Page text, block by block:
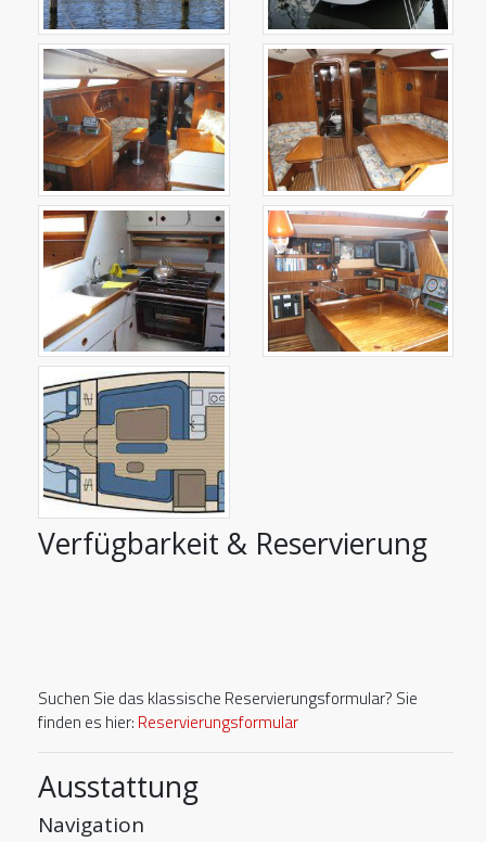
Verfügbarkeit & Reservierung
Suchen Sie das klassische Reservierungsformular? Sie
finden es hier: Reservierungsformular
Ausstattung
Navigation